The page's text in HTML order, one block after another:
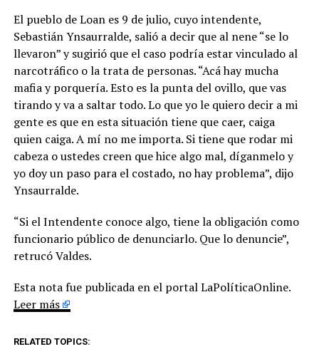
El pueblo de Loan es 9 de julio, cuyo intendente,
Sebastián Ynsaurralde, salió a decir que al nene “se lo
llevaron” y sugirió que el caso podría estar vinculado al
narcotráfico o la trata de personas. “Acá hay mucha
mafia y porquería. Esto es la punta del ovillo, que vas
tirando y va a saltar todo. Lo que yo le quiero decir a mi
gente es que en esta situación tiene que caer, caiga
quien caiga. A mí no me importa. Si tiene que rodar mi
cabeza o ustedes creen que hice algo mal, díganmelo y
yo doy un paso para el costado, no hay problema”, dijo
Ynsaurralde.
“Si el Intendente conoce algo, tiene la obligación como
funcionario público de denunciarlo. Que lo denuncie”,
retrucó Valdes.
Esta nota fue publicada en el portal LaPolíticaOnline.
Leer más
RELATED TOPICS: